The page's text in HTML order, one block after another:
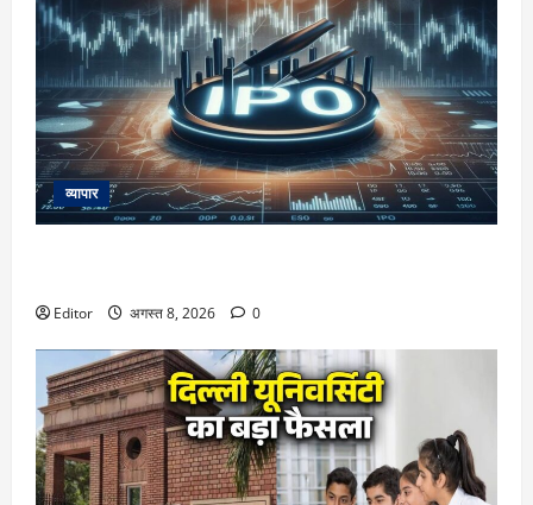
व्यापार
Editor अगस्त 8, 2026 0